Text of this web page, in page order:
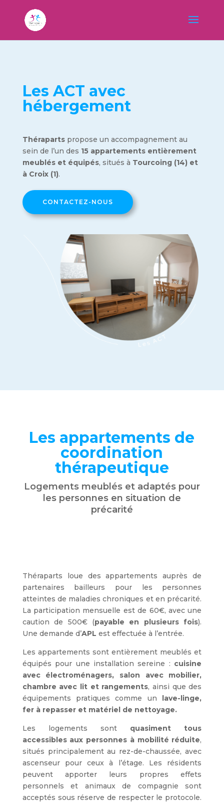
Les ACT avec
hébergement
Thérapartspropose un accompagnement au
sein de l’un des 15 appartements entièrement
meublés et équipés, situés à Tourcoing (14) et
à Croix (1).
CONTACTEZ-NOUS
Les appartements de
coordination
thérapeutique
Logements meublés et adaptés pour
les personnes en situation de
précarité
Théraparts loue des appartements auprès de
partenaires bailleurs pour les personnes
atteintes de maladies chroniques et en précarité.
La participation mensuelle est de 60€, avec une
caution de 500€ (payable en plusieurs fois).
Une demande d’APL est effectuée à l’entrée.
Les appartements sont entièrement meublés et
équipés pour une installation sereine : cuisine
avec électroménagers, salon avec mobilier,
chambre avec lit et rangements, ainsi que des
équipements pratiques comme un
lave-linge,
fer à repasser et matériel de nettoyage.
Les logements sont quasiment tous
accessibles aux personnes à mobilité réduite,
situés principalement au rez-de-chaussée, avec
ascenseur pour ceux à l’étage. Les résidents
peuvent apporter leurs propres effets
personnels et animaux de compagnie sont
acceptés sous réserve de respecter le protocole.